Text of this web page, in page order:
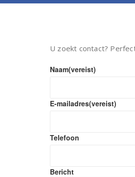
U zoekt contact?
Naam(vereist)
E-mailadres(vereist)
Telefoon
Bericht